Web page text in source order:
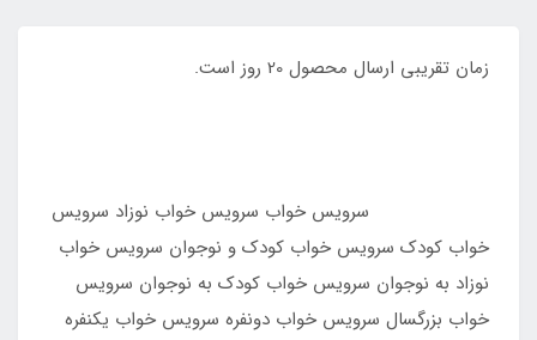
زمان تقریبی ارسال محصول 20 روز است.
سرویس خواب سرویس خواب نوزاد سرویس
خواب کودک سرویس خواب کودک و نوجوان سرویس خواب
نوزاد به نوجوان سرویس خواب کودک به نوجوان سرویس
خواب بزرگسال سرویس خواب دونفره سرویس خواب یکنفره